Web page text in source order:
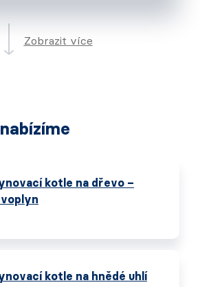
Zobrazit více
kotle na dřevo –
kotle na hnědé uhlí